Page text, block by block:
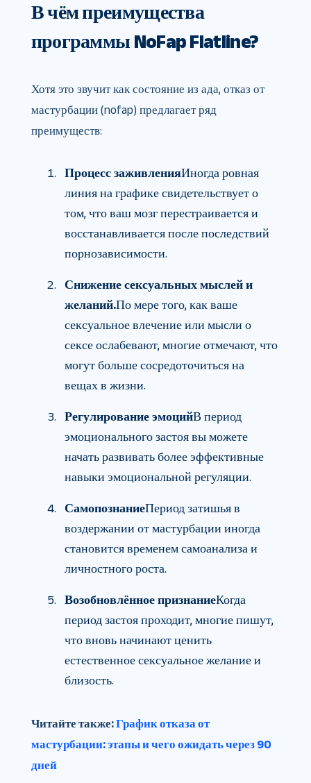
В чём преимущества
программы NoFap Flatline?
Хотя это звучит как состояние из ада, отказ от
мастурбации (nofap) предлагает ряд
преимуществ:
Процесс заживленияИногда ровная
линия на графике свидетельствует о
том, что ваш мозг перестраивается и
восстанавливается после последствий
порнозависимости.
Снижение сексуальных мыслей и
желаний.По мере того, как ваше
сексуальное влечение или мысли о
сексе ослабевают, многие отмечают, что
могут больше сосредоточиться на
вещах в жизни.
Регулирование эмоцийВ период
эмоционального застоя вы можете
начать развивать более эффективные
навыки эмоциональной регуляции.
СамопознаниеПериод затишья в
воздержании от мастурбации иногда
становится временем самоанализа и
личностного роста.
Возобновлённое признаниеКогда
период застоя проходит, многие пишут,
что вновь начинают ценить
естественное сексуальное желание и
близость.
Читайте также:График отказа от
мастурбации: этапы и чего ожидать через 90
дней